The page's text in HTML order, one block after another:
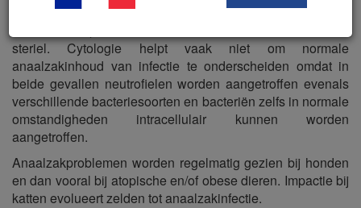
Een anaalzakabces is het eindstadium van een cascade
steriel. Cytologie helpt vaak niet om normale
anaalzakinhoud van infectie te onderscheiden omdat in
beide gevallen neutrofielen worden aangetroffen evenals
verschillende bacteriesoorten en bacteriën zelfs in normale
omstandigheden intracellulair kunnen worden
aangetroffen.
Anaalzakproblemen worden regelmatig gezien bij honden
en dan vooral bij atopische en/of obese dieren. Impactie bij
katten evolueert zelden tot anaalzakinfectie.